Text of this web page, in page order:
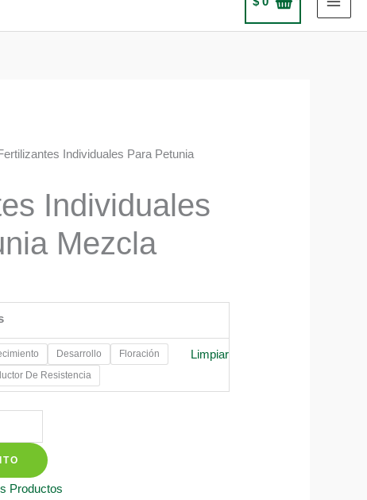
Individuales Para Petunia
Individuales
Mezcla
Desarrollo
Floración
De Resistencia
Limpiar
Productos